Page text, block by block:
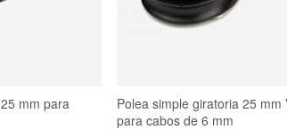
mm para
Polea simple giratoria 25 mm
para cabos de 6 mm